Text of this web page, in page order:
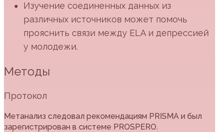
Изучение соединенных данных из
различных источников может помочь
прояснить связи между ELA и депрессией
у молодежи.
Методы
Протокол
Метанализ следовал рекомендациям PRISMA и был
зарегистрирован в системе PROSPERO.